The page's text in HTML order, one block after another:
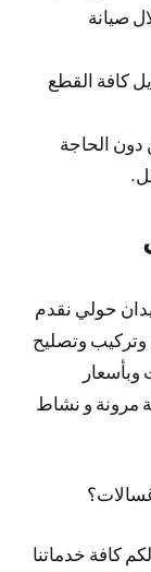
صيانة
كافة القطع
الحاجة
حولي نقدم
وتصليح
وبأسعار
مرونة و نشاط
كافة خدماتنا